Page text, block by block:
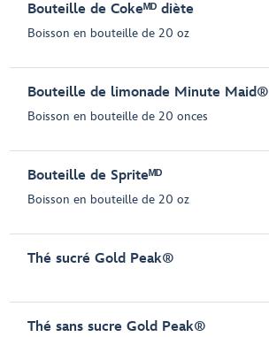
Bouteille de Cokeᴹᴰ diète
Boisson en bouteille de 20 oz
Bouteille de limonade Minute Maid®
Boisson en bouteille de 20 onces
Bouteille de Spriteᴹᴰ
Boisson en bouteille de 20 oz
Thé sucré Gold Peak®
Thé sans sucre Gold Peak®